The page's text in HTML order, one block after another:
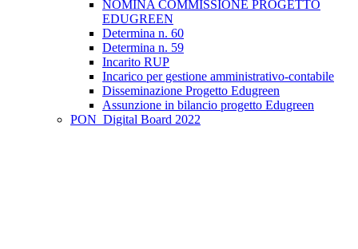
NOMINA COMMISSIONE PROGETTO
EDUGREEN
Determina n. 60
Determina n. 59
Incarito RUP
Incarico per gestione amministrativo-contabile
Disseminazione Progetto Edugreen
Assunzione in bilancio progetto Edugreen
PON_Digital Board 2022